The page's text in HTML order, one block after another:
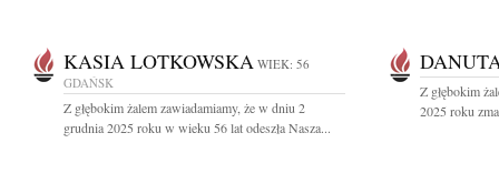
KASIA LOTKOWSKA WIEK: 56
GDAŃSK
Z głębokim żalem zawiadamiamy, że w dniu 2
grudnia 2025 roku w wieku 56 lat odeszła Nasza...
Z głębokim
2025 roku